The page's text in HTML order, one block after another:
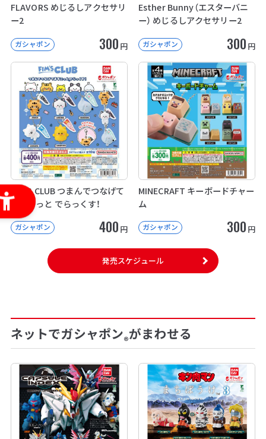
FLAVORS めじるしアクセサリ
ー2
ガシャポン 300 円
Esther Bunny（エスターバニ
ー） めじるしアクセサリー2
ガシャポン 300 円
FIM’S CLUB つまんでつなげて
ますこっと でらっくす！
ガシャポン 400 円
MINECRAFT キーボードチャー
ム
ガシャポン 300 円
発売スケジュール
ネットでガシャポン®がまわせる